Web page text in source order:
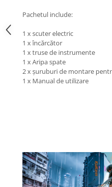
Pachetul include:
1 x scuter electric
1 x încărcător
1 x truse de instrumente
1 x Aripa spate
2 x șuruburi de montare
1 x Manual de utilizare